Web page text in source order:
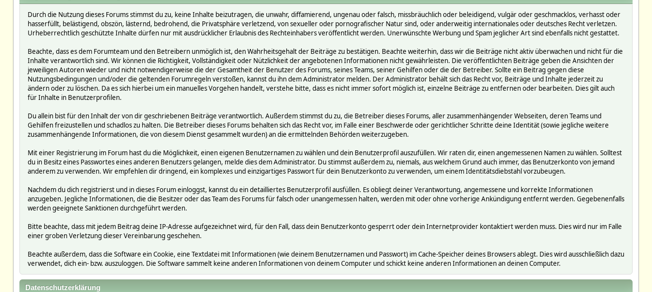
Durch die Nutzung dieses Forums stimmst du zu, keine Inhalte beizutragen, die unwahr, diffamierend, ungenau oder falsch, missbräuchlich oder beleidigend, vulgär oder geschmacklos, verhasst oder
hasserfüllt, belästigend, obszön, lästernd, bedrohend, die Privatsphäre verletzend, von sexueller oder pornografischer Natur sind, oder anderweitig internationales oder deutsches Recht verletzen.
Urheberrechtlich geschützte Inhalte dürfen nur mit ausdrücklicher Erlaubnis des Rechteinhabers veröffentlicht werden. Unerwünschte Werbung und Spam jeglicher Art sind ebenfalls nicht gestattet.
Beachte, dass es dem Forumteam und den Betreibern unmöglich ist, den Wahrheitsgehalt der Beiträge zu bestätigen. Beachte weiterhin, dass wir die Beiträge nicht aktiv überwachen und nicht für die
Inhalte verantwortlich sind. Wir können die Richtigkeit, Vollständigkeit oder Nützlichkeit der angebotenen Informationen nicht gewährleisten. Die veröffentlichten Beiträge geben die Ansichten der
jeweiligen Autoren wieder und nicht notwendigerweise die der Gesamtheit der Benutzer des Forums, seines Teams, seiner Gehilfen oder die der Betreiber. Sollte ein Beitrag gegen diese
Nutzungsbedingungen und/oder die geltenden Forumregeln verstoßen, kannst du ihn dem Administrator melden. Der Administrator behält sich das Recht vor, Beiträge und Inhalte jederzeit zu
ändern oder zu löschen. Da es sich hierbei um ein manuelles Vorgehen handelt, verstehe bitte, dass es nicht immer sofort möglich ist, einzelne Beiträge zu entfernen oder bearbeiten. Dies gilt auch
für Inhalte in Benutzerprofilen.
Du allein bist für den Inhalt der von dir geschriebenen Beiträge verantwortlich. Außerdem stimmst du zu, die Betreiber dieses Forums, aller zusammenhängender Webseiten, deren Teams und
Gehilfen freizustellen und schadlos zu halten. Die Betreiber dieses Forums behalten sich das Recht vor, im Falle einer Beschwerde oder gerichtlicher Schritte deine Identität (sowie jegliche weitere
zusammenhängende Informationen, die von diesem Dienst gesammelt wurden) an die ermittelnden Behörden weiterzugeben.
Mit einer Registrierung im Forum hast du die Möglichkeit, einen eigenen Benutzernamen zu wählen und dein Benutzerprofil auszufüllen. Wir raten dir, einen angemessenen Namen zu wählen. Solltest
du in Besitz eines Passwortes eines anderen Benutzers gelangen, melde dies dem Administrator. Du stimmst außerdem zu, niemals, aus welchem Grund auch immer, das Benutzerkonto von jemand
anderem zu verwenden. Wir empfehlen dir dringend, ein komplexes und einzigartiges Passwort für dein Benutzerkonto zu verwenden, um einem Identitätsdiebstahl vorzubeugen.
Nachdem du dich registrierst und in dieses Forum einloggst, kannst du ein detailliertes Benutzerprofil ausfüllen. Es obliegt deiner Verantwortung, angemessene und korrekte Informationen
anzugeben. Jegliche Informationen, die die Besitzer oder das Team des Forums für falsch oder unangemessen halten, werden mit oder ohne vorherige Ankündigung entfernt werden. Gegebenenfalls
werden geeignete Sanktionen durchgeführt werden.
Bitte beachte, dass mit jedem Beitrag deine IP-Adresse aufgezeichnet wird, für den Fall, dass dein Benutzerkonto gesperrt oder dein Internetprovider kontaktiert werden muss. Dies wird nur im Falle
einer groben Verletzung dieser Vereinbarung geschehen.
Beachte außerdem, dass die Software ein Cookie, eine Textdatei mit Informationen (wie deinem Benutzernamen und Passwort) im Cache-Speicher deines Browsers ablegt. Dies wird ausschließlich dazu
verwendet, dich ein- bzw. auszuloggen. Die Software sammelt keine anderen Informationen von deinem Computer und schickt keine anderen Informationen an deinen Computer.
Datenschutzerklärung